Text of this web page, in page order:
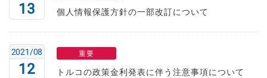
13 個人情報保護方針の一部改訂について
12
2021/08 重要
トルコの政策金利発表に伴う注意事項について